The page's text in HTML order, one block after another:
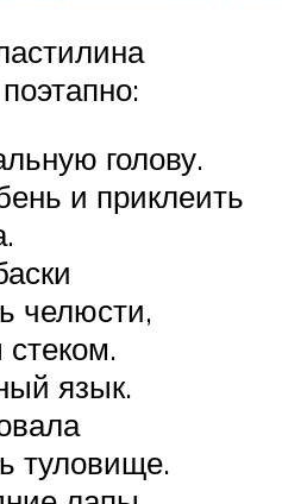
голову.
и приклеить
челюсти,
язык.
туловище.